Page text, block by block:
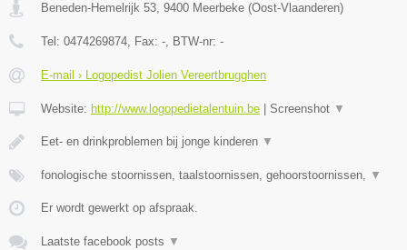
Beneden-Hemelrijk 53, 9400 Meerbeke (Oost-Vlaanderen)
Tel: 0474269874, Fax: -, BTW-nr: -
E-mail › Logopedist Jolien Vereertbrugghen
Website: http://www.logopedietalentuin.be Screenshot ▼
Eet- en drinkproblemen bij jonge kinderen ▼
fonologische stoornissen, taalstoornissen, gehoorstoornissen, ▼
Er wordt gewerkt op afspraak.
Laatste facebook posts ▼